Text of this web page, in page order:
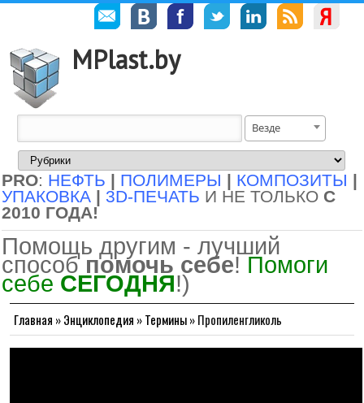
MPlast.by
Везде
PRO: НЕФТЬ | ПОЛИМЕРЫ | КОМПОЗИТЫ |
УПАКОВКА | 3D-ПЕЧАТЬ И НЕ ТОЛЬКО С
2010 ГОДА!
Помощь другим - лучший
способ помочь себе! Помоги
себе СЕГОДНЯ!)
Главная »Энциклопедия »Термины»Пропиленгликоль